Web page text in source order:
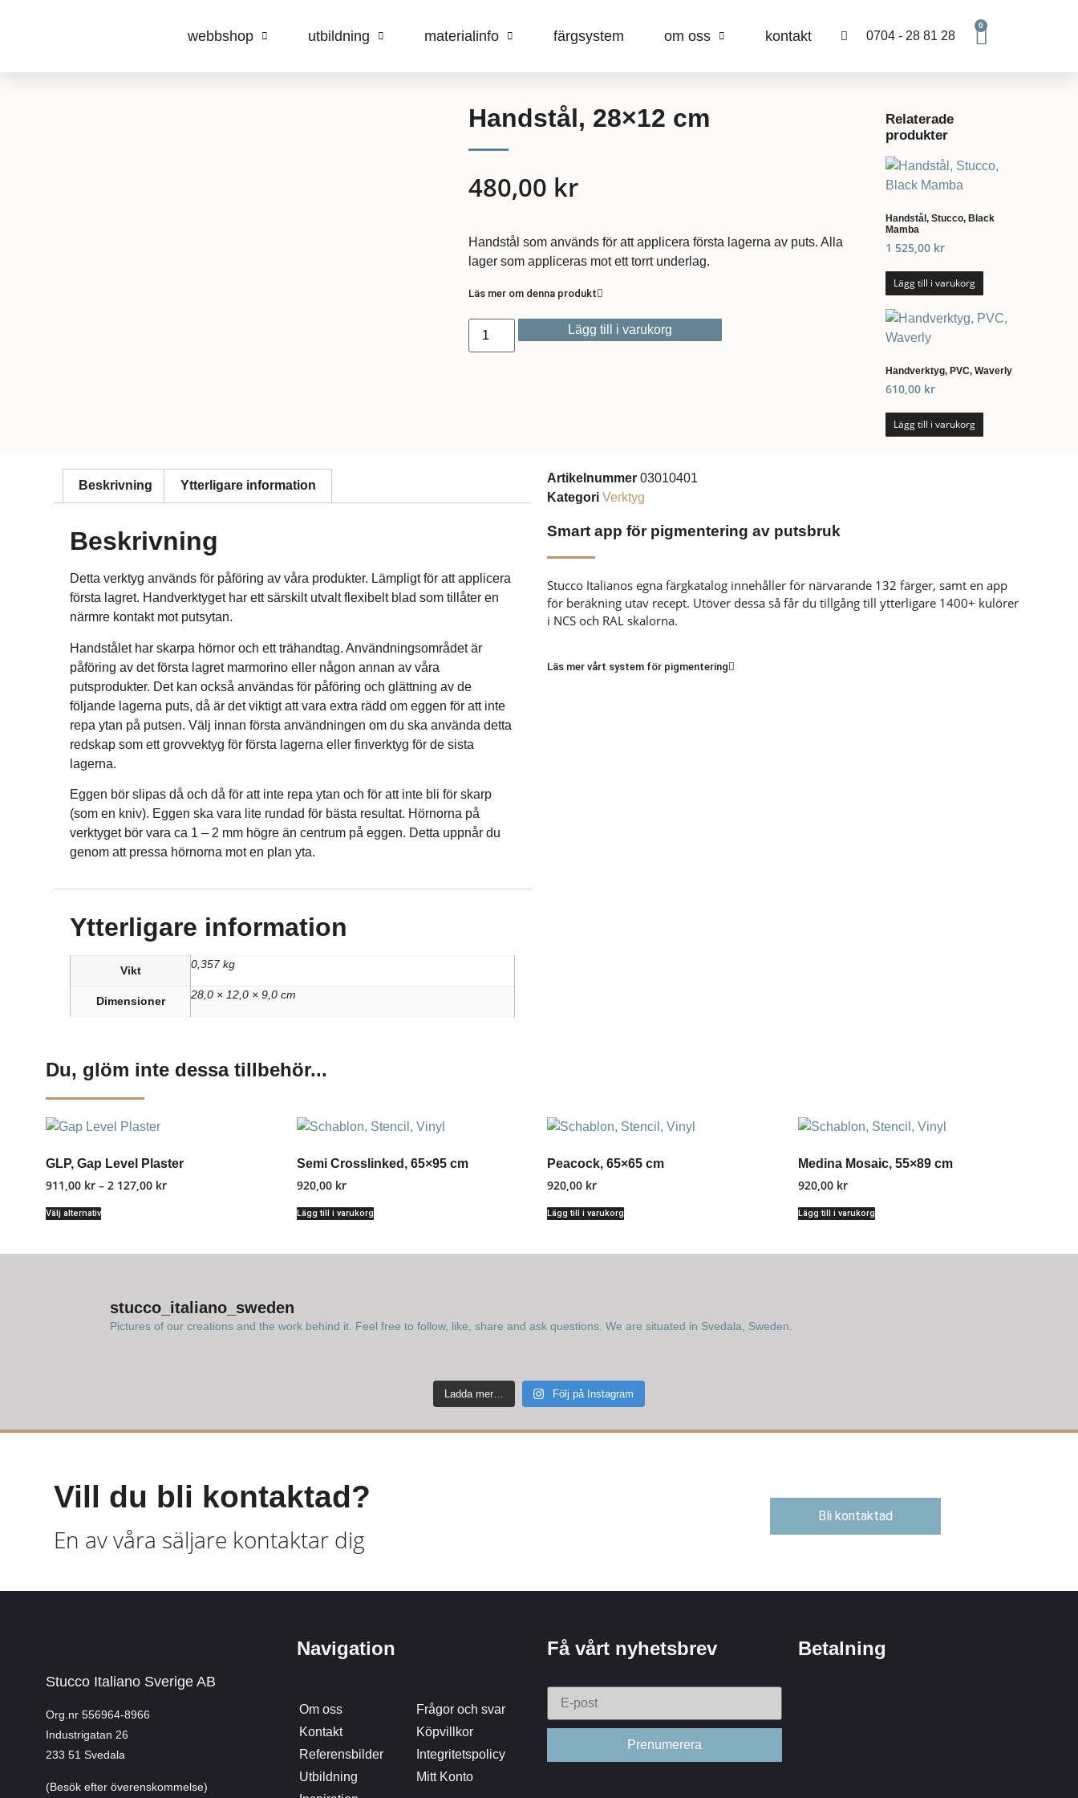
webbshop utbildning materialinfo färgsystem om oss kontakt 0704 - 28 81 28
0
Handstål, 28×12 cm
480,00 kr
Handstål som används för att applicera första lagerna av puts. Alla
lager som appliceras mot ett torrt underlag.
Läs mer om denna produkt
Lägg till i varukorg
Relaterade
produkter
Handstål, Stucco, Black
Mamba
1 525,00 kr
Lägg till i varukorg
Handverktyg, PVC, Waverly
610,00 kr
Lägg till i varukorg
Beskrivning Ytterligare information
Beskrivning
Detta verktyg används för påföring av våra produkter. Lämpligt för att applicera
första lagret. Handverktyget har ett särskilt utvalt flexibelt blad som tillåter en
närmre kontakt mot putsytan.
Handstålet har skarpa hörnor och ett trähandtag. Användningsområdet är
påföring av det första lagret marmorino eller någon annan av våra
putsprodukter. Det kan också användas för påföring och glättning av de
följande lagerna puts, då är det viktigt att vara extra rädd om eggen för att inte
repa ytan på putsen. Välj innan första användningen om du ska använda detta
redskap som ett grovvektyg för första lagerna eller finverktyg för de sista
lagerna.
Eggen bör slipas då och då för att inte repa ytan och för att inte bli för skarp
(som en kniv). Eggen ska vara lite rundad för bästa resultat. Hörnorna på
verktyget bör vara ca 1 – 2 mm högre än centrum på eggen. Detta uppnår du
genom att pressa hörnorna mot en plan yta.
Ytterligare information
Vikt 0,357 kg
Dimensioner 28,0 × 12,0 × 9,0 cm
Artikelnummer 03010401
Kategori Verktyg
Smart app för pigmentering av putsbruk
Stucco Italianos egna färgkatalog innehåller för närvarande 132 färger, samt en app
för beräkning utav recept. Utöver dessa så får du tillgång till ytterligare 1400+ kulörer
i NCS och RAL skalorna.
Läs mer vårt system för pigmentering
Du, glöm inte dessa tillbehör...
GLP, Gap Level Plaster
911,00 kr – 2 127,00 kr
Välj alternativ
Semi Crosslinked, 65×95 cm
920,00 kr
Lägg till i varukorg
Peacock, 65×65 cm
920,00 kr
Lägg till i varukorg
Medina Mosaic, 55×89 cm
920,00 kr
Lägg till i varukorg
stucco_italiano_sweden
Pictures of our creations and the work behind it. Feel free to follow, like, share and ask questions. We are situated in Svedala, Sweden.
Ladda mer… Följ på Instagram
Vill du bli kontaktad?
En av våra säljare kontaktar dig
Bli kontaktad
Stucco Italiano Sverige AB
Org.nr 556964-8966
Industrigatan 26
233 51 Svedala
(Besök efter överenskommelse)
Navigation
Om oss
Kontakt
Referensbilder
Utbildning
Frågor och svar
Köpvillkor
Integritetspolicy
Mitt Konto
Få vårt nyhetsbrev Betalning